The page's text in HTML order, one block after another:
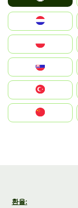
United States
中國香港特別行政區
환율: